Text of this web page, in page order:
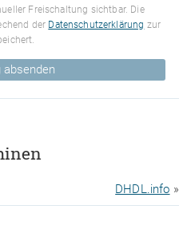
Freischaltung sichtbar. Die
der Datenschutzerklärung zur
absenden
DHDL.info »